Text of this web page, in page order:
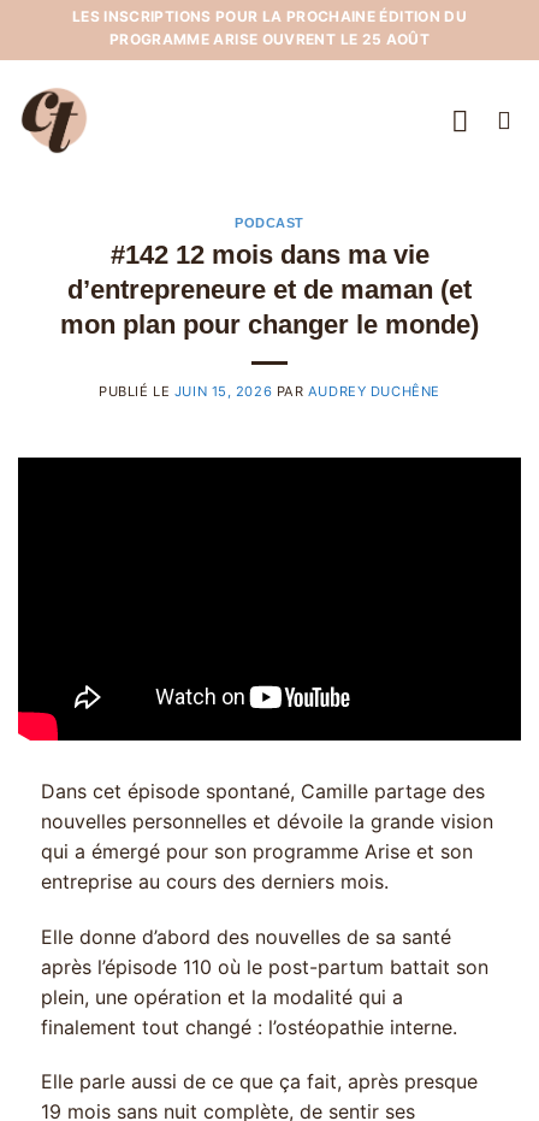
LES INSCRIPTIONS POUR LA PROCHAINE ÉDITION DU
PROGRAMME ARISE OUVRENT LE 25 AOÛT
PODCAST
#142 12 mois dans ma vie
d’entrepreneure et de maman (et
mon plan pour changer le monde)
PUBLIÉ LE JUIN 15, 2026 PAR AUDREY DUCHÊNE
Dans cet épisode spontané, Camille partage des
nouvelles personnelles et dévoile la grande vision
qui a émergé pour son programme Arise et son
entreprise au cours des derniers mois.
Elle donne d’abord des nouvelles de sa santé
après l’épisode 110 où le post-partum battait son
plein, une opération et la modalité qui a
finalement tout changé : l’ostéopathie interne.
Elle parle aussi de ce que ça fait, après presque
19 mois sans nuit complète, de sentir ses